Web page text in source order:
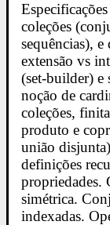
coleções
sequências),
extensão vs
(set-builder) e
noção de
coleções,
produto e
união
definições
propriedades.
simétrica.
indexadas.